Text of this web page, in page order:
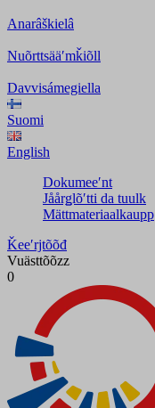
Anarâškielâ
Nuõrttsääʹmǩiõll
Davvisámegiella
Suomi
English
Dokumeeʹnt
Jåårǥlõʹtti da tuulk
Mättmateriaalkaupp
Ǩeeʹrjtõõđ
Vuästtõõzz
0